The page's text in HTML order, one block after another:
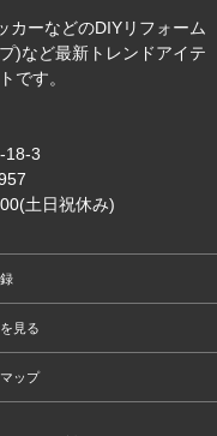
カーなどのDIYリフォーム
)など最新トレンドアイテ
です。
18-3
土日祝休み)
見る
ップ